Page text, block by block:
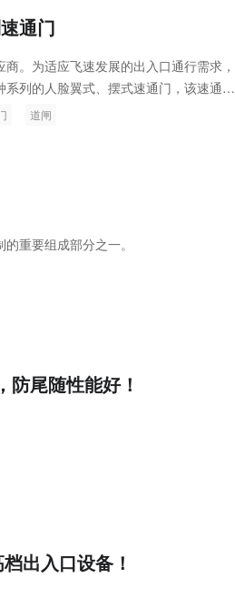
通门
。为适应飞速发展的出入口通行需求，
列的人脸翼式、摆式速通门，该速通门
统，并增加集成了门禁卡、身份证、二
道闸
重要组成部分之一。
尾随性能好！
出入口设备！